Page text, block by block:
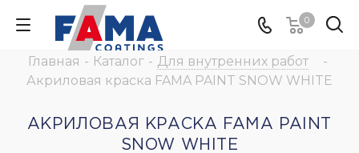
0
Главная - Каталог - Для внутренних работ
-
Акриловая краска FAMA PAINT SNOW WHITE
АКРИЛОВАЯ КРАСКА FAMA PAINT
SNOW WHITE